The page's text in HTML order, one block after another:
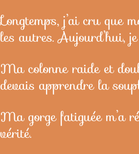
Longtemps, j’ai cru que
les autres. Aujourd’hui,
Ma colonne raide et
devais apprendre la
Ma gorge fatiguée m’a
vérité.